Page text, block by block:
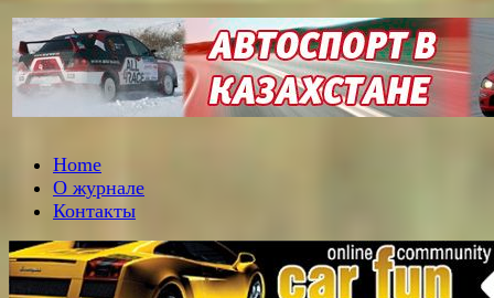
Home
О журнале
Контакты